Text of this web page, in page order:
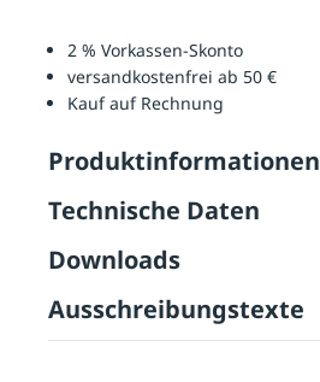
2 % Vorkassen-Skonto
versandkostenfrei ab 50 €
Kauf auf Rechnung
Produktinformationen
Technische Daten
Downloads
Ausschreibungstexte